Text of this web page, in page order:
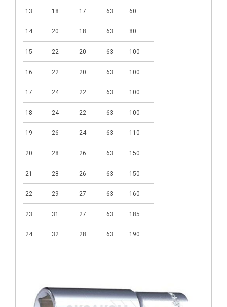
13 18 17 63 60
14 20 18 63 80
15 22 20 63 100
16 22 20 63 100
17 24 22 63 100
18 24 22 63 100
19 26 24 63 110
20 28 26 63 150
21 28 26 63 150
22 29 27 63 160
23 31 27 63 185
24 32 28 63 190